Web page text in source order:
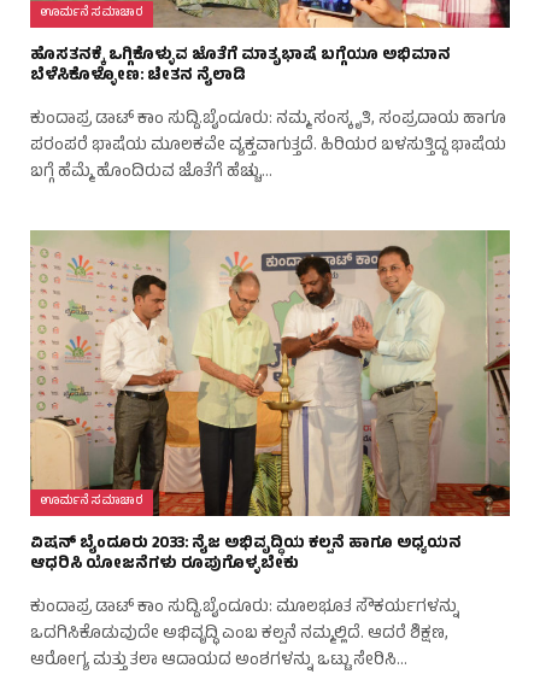
ಊರ್ಮನೆ ಸಮಾಚಾರ
ಹೊಸತನಕ್ಕೆ ಒಗ್ಗಿಕೊಳ್ಳುವ ಜೊತೆಗೆ ಮಾತೃಭಾಷೆ ಬಗ್ಗೆಯೂ ಅಭಿಮಾನ
ಬೆಳೆಸಿಕೊಳ್ಳೋಣ: ಚೇತನ ನೈಲಾಡಿ
ಕುಂದಾಪ್ರ ಡಾಟ್ ಕಾಂ ಸುದ್ದಿ.ಬೈಂದೂರು: ನಮ್ಮ ಸಂಸ್ಕೃತಿ, ಸಂಪ್ರದಾಯ ಹಾಗೂ
ಪರಂಪರೆ ಭಾಷೆಯ ಮೂಲಕವೇ ವ್ಯಕ್ತವಾಗುತ್ತದೆ. ಹಿರಿಯರ ಬಳಸುತ್ತಿದ್ದ ಭಾಷೆಯ
ಬಗ್ಗೆ ಹೆಮ್ಮೆ ಹೊಂದಿರುವ ಜೊತೆಗೆ ಹೆಚ್ಚು…
ಊರ್ಮನೆ ಸಮಾಚಾರ
ವಿಷನ್ ಬೈಂದೂರು 2033: ನೈಜ ಅಭಿವೃದ್ಧಿಯ ಕಲ್ಪನೆ ಹಾಗೂ ಅಧ್ಯಯನ
ಆಧರಿಸಿ ಯೋಜನೆಗಳು ರೂಪುಗೊಳ್ಳಬೇಕು
ಕುಂದಾಪ್ರ ಡಾಟ್ ಕಾಂ ಸುದ್ದಿ.ಬೈಂದೂರು: ಮೂಲಭೂತ ಸೌಕರ್ಯಗಳನ್ನು
ಒದಗಿಸಿಕೊಡುವುದೇ ಅಭಿವೃದ್ಧಿ ಎಂಬ ಕಲ್ಪನೆ ನಮ್ಮಲ್ಲಿದೆ. ಆದರೆ ಶಿಕ್ಷಣ,
ಆರೋಗ್ಯ ಮತ್ತು ತಲಾ ಆದಾಯದ ಅಂಶಗಳನ್ನು ಒಟ್ಟು ಸೇರಿಸಿ…